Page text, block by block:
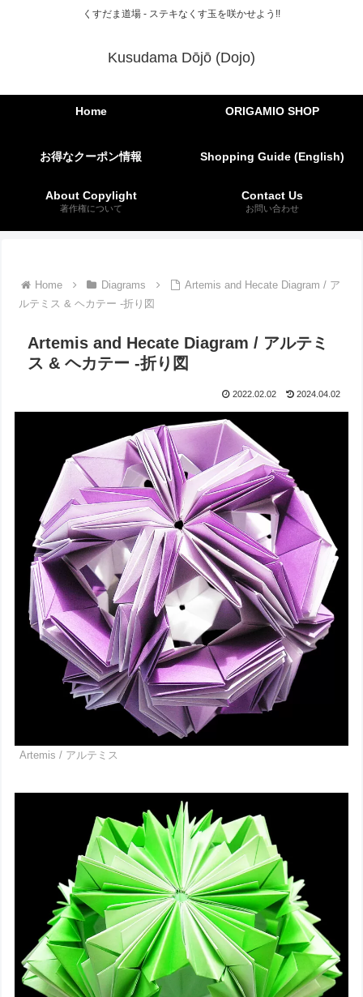
くすだま道場 - ステキなくす玉を咲かせよう!!
Kusudama Dōjō (Dojo)
Home ORIGAMIO SHOP
お得なクーポン情報 Shopping Guide (English)
About Copylight
著作権について
Contact Us
お問い合わせ
Home Diagrams
Artemis and Hecate Diagram / ア
ルテミス & ヘカテー -折り図
Artemis and Hecate Diagram / アルテミ
ス & ヘカテー -折り図
2022.02.02 2024.04.02
Artemis / アルテミス